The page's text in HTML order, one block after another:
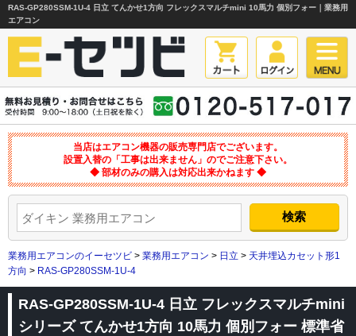
RAS-GP280SSM-1U-4 日立 てんかせ1方向 フレックスマルチmini 10馬力 個別フォー｜業務用
エアコン
当店はエアコン機器の販売専門店でございます。
設置入替の「工事は出来ません」のでご注意下さい。
◆ 部材のみの購入は対応出来かねます ◆
業務用エアコンのイーセツビ > 業務用エアコン > 日立 > 天井埋込カセット形1
方向 > RAS-GP280SSM-1U-4
RAS-GP280SSM-1U-4 日立 フレックスマルチmini
シリーズ てんかせ1方向 10馬力 個別フォー 標準省